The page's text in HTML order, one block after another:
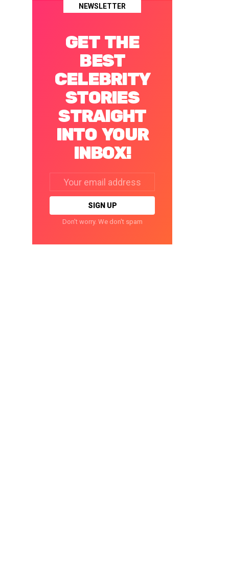
NEWSLETTER
GET THE
BEST
CELEBRITY
STORIES
STRAIGHT
INTO YOUR
INBOX!
address:
Don't worry. We don't spam